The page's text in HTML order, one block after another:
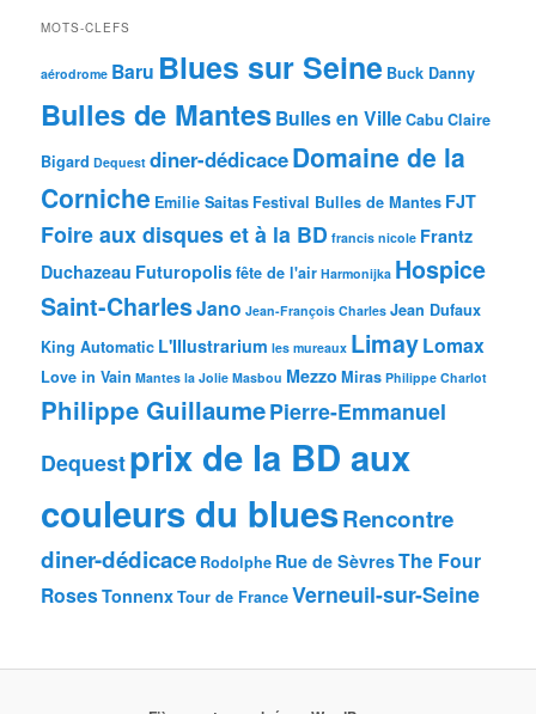
MOTS-CLEFS
aérodrome Baru Blues sur Seine Buck Danny
Bulles de MantesBulles en VilleCabu Claire
Bigard Dequest diner-dédicaceDomaine de la
Corniche Emilie Saitas Festival Bulles de Mantes FJT
Foire aux disques et à la BD francis nicole Frantz
Duchazeau Futuropolisfête de l'air Harmonijka Hospice
Saint-CharlesJano Jean-François Charles Jean Dufaux
King Automatic L'Illustrarium les mureaux LimayLomax
Love in Vain Mantes la Jolie Masbou Mezzo Miras Philippe Charlot
Philippe GuillaumePierre-Emmanuel
Dequestprix de la BD aux
couleurs du bluesRencontre
diner-dédicace Rodolphe Rue de SèvresThe Four
RosesTonnenxTour de FranceVerneuil-sur-Seine